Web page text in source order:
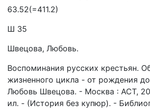
63.52(=411.2)
Ш 35
Швецова, Любовь.
Воспоминания русских крестьян.
жизненного цикла - от рождения
Любовь Швецова. - Москва : АСТ,
ил. - (История без купюр). -